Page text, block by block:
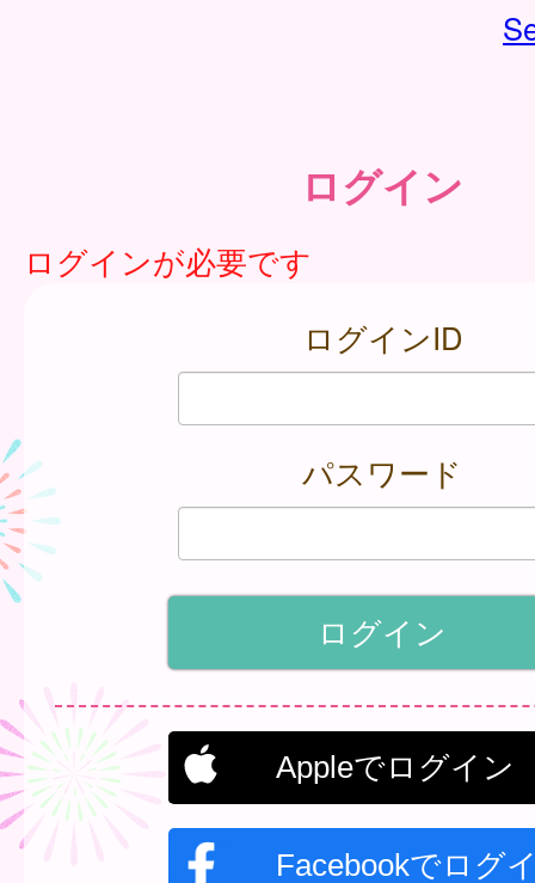
ログイン
ログインが必要です
ログインID
パスワード
Appleでログイン
Facebookでログ